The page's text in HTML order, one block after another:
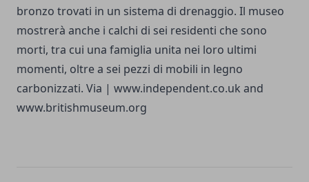
bronzo trovati in un sistema di drenaggio. Il museo
mostrerà anche i calchi di sei residenti che sono
morti, tra cui una famiglia unita nei loro ultimi
momenti, oltre a sei pezzi di mobili in legno
carbonizzati. Via | www.independent.co.uk and
www.britishmuseum.org